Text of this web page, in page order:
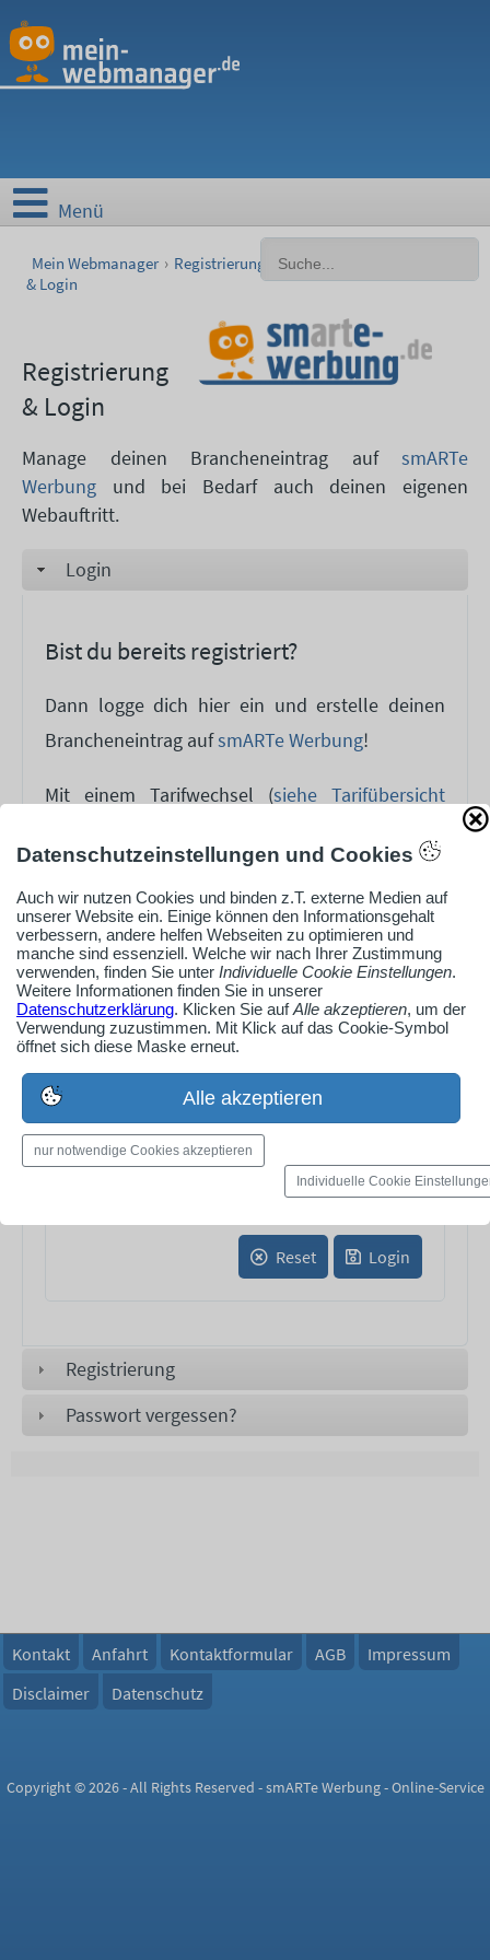
Menü
Mein Webmanager › Registrierung
& Login
Registrierung
& Login
Manage deinen Brancheneintrag auf smARTe
Werbung und bei Bedarf auch deinen eigenen
Webauftritt.
Login
Bist du bereits registriert?
Dann logge dich hier ein und erstelle deinen
Brancheneintrag aufsmARTe Werbung!
Mit einem Tarifwechsel (siehe Tarifübersicht
und aktualisiert werden.
Login
E-Mail*:
Passwort*:
Noch kein Zugang?
Login
Reset
Registrierung
Passwort vergessen?
Kontakt Anfahrt Kontaktformular AGB
Impressum
Disclaimer
Datenschutz
Copyright © 2026 - All Rights Reserved - smARTe Werbung - Online-Service
Datenschutzeinstellungen und Cookies
Auch wir nutzen Cookies und binden z.T. externe Medien auf
unserer Website ein. Einige können den Informationsgehalt
verbessern, andere helfen Webseiten zu optimieren und
manche sind essenziell. Welche wir nach Ihrer Zustimmung
verwenden, finden Sie unter Individuelle Cookie Einstellungen.
Weitere Informationen finden Sie in unserer
Datenschutzerklärung. Klicken Sie aufAlle akzeptieren, um der
Verwendung zuzustimmen. Mit Klick auf das Cookie-Symbol
öffnet sich diese Maske erneut.
Alle akzeptieren
nur notwendige Cookies akzeptieren
Individuelle Cookie